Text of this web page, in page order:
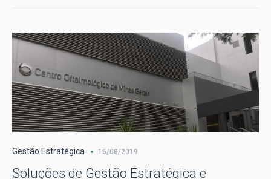
Gestão Estratégica 15/08/2019
Soluções de Gestão Estratégica e